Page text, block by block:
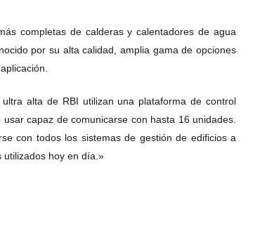
completas de calderas y calentadores de agua
por su alta calidad, amplia gama de opciones
alta de RBI utilizan una plataforma de control
capaz de comunicarse con hasta 16 unidades.
con todos los sistemas de gestión de edificios a
utilizados hoy en día.»